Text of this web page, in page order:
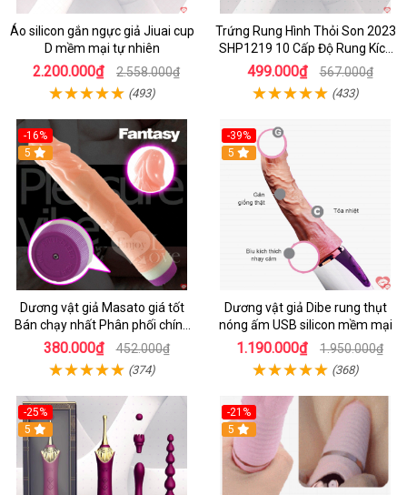
Áo silicon gắn ngực giả Jiuai cup
D mềm mại tự nhiên
2.200.000₫ 2.558.000₫
(493)
Trứng Rung Hình Thỏi Son 2023
SHP1219 10 Cấp Độ Rung Kích
Thích
499.000₫ 567.000₫
(433)
-16%
5
Dương vật giả Masato giá tốt
Bán chạy nhất Phân phối chính
hãng
380.000₫ 452.000₫
(374)
-39%
5
Dương vật giả Dibe rung thụt
nóng ấm USB silicon mềm mại
1.190.000₫ 1.950.000₫
(368)
-25%
5
-21%
5